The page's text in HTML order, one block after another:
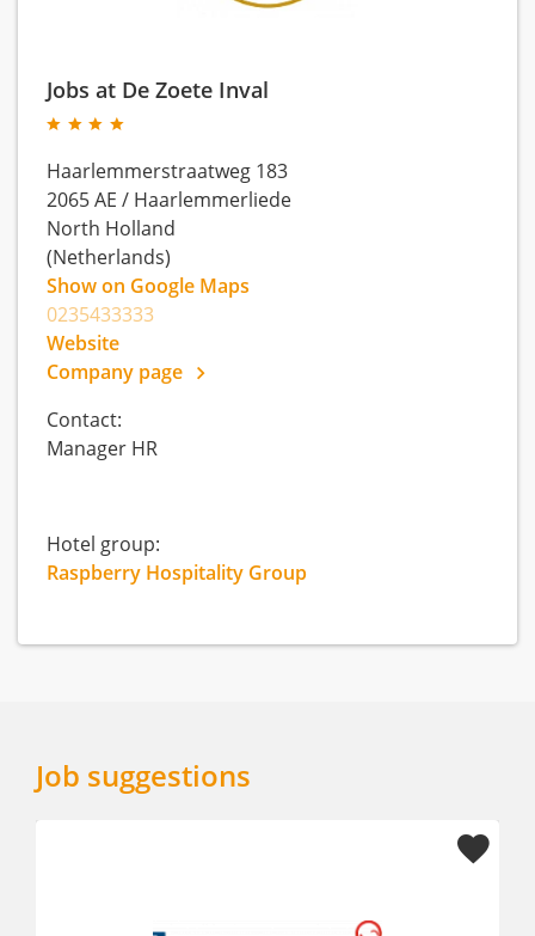
Jobs at De Zoete Inval
Haarlemmerstraatweg 183
2065 AE / Haarlemmerliede
North Holland
(Netherlands)
Show on Google Maps
0235433333
Website
Company page
Contact:
Manager HR
Hotel group:
Raspberry Hospitality Group
Job suggestions